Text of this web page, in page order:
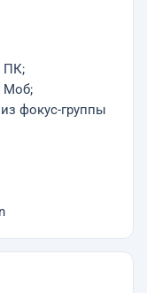
ПК;
Моб;
фокус-группы